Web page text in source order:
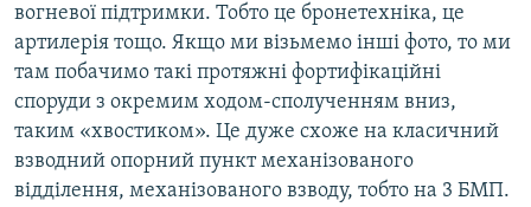
вогневої підтримки. Тобто це бронетехніка, це
артилерія тощо. Якщо ми візьмемо інші фото, то ми
там побачимо такі протяжні фортифікаційні
споруди з окремим ходом-сполученням вниз,
таким «хвостиком». Це дуже схоже на класичний
взводний опорний пункт механізованого
відділення, механізованого взводу, тобто на 3 БМП.